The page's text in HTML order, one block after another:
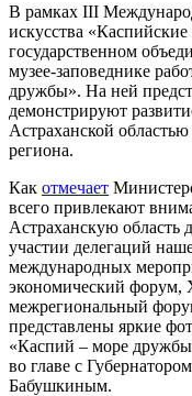
В рамках III
искусства
государственном
музее-заповеднике
дружбы». На ней
демонстрируют
Астраханской
региона.
Как отмечает
всего привлекают
Астраханскую область
участии делегаций
международных
экономический форум,
межрегиональный
представлены яркие
«Каспий – море
во главе с
Бабушкиным.